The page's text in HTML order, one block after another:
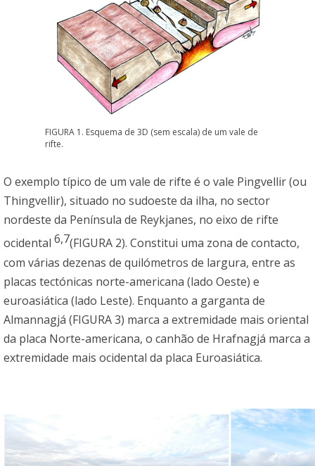
FIGURA 1. Esquema de 3D (sem escala) de um vale de
rifte.
O exemplo típico de um vale de rifte é o vale Pingvellir (ou
Thingvellir), situado no sudoeste da ilha, no sector
nordeste da Península de Reykjanes, no eixo de rifte
ocidental 6,7(FIGURA 2). Constitui uma zona de contacto,
com várias dezenas de quilómetros de largura, entre as
placas tectónicas norte-americana (lado Oeste) e
euroasiática (lado Leste). Enquanto a garganta de
Almannagjá (FIGURA 3) marca a extremidade mais oriental
da placa Norte-americana, o canhão de Hrafnagjá marca a
extremidade mais ocidental da placa Euroasiática.